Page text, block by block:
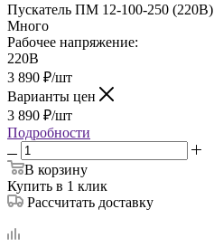
Пускатель ПМ 12-100-250 (220В)
Много
Рабочее напряжение:
220В
3 890 ₽/шт
Варианты цен
3 890 ₽/шт
Подробности
В корзину
Купить в 1 клик
Рассчитать доставку